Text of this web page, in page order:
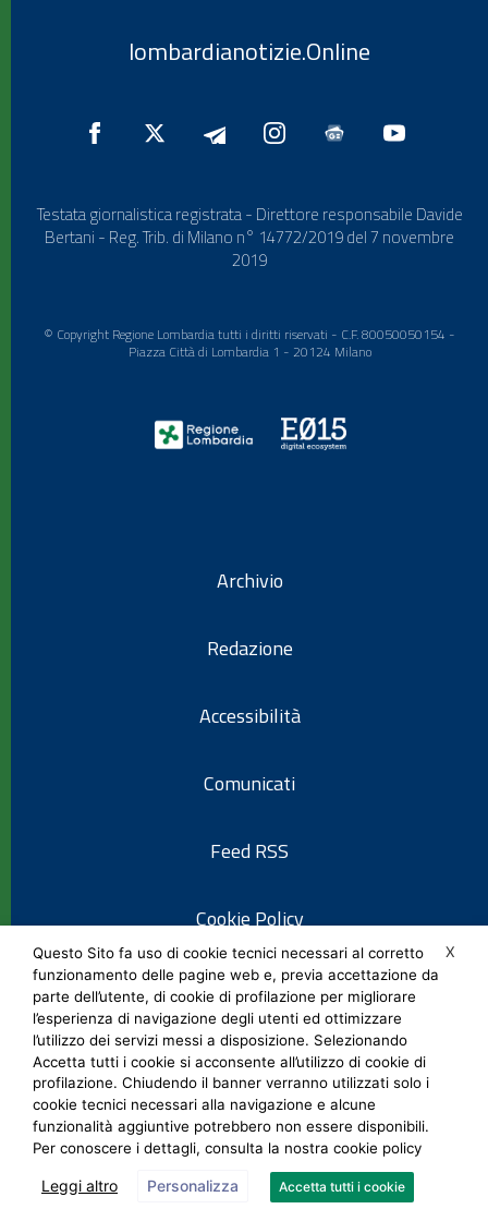
lombardianotizie.Online
Testata giornalistica registrata - Direttore responsabile Davide
Bertani - Reg. Trib. di Milano n° 14772/2019 del 7 novembre
2019
© Copyright Regione Lombardia tutti i diritti riservati - C.F. 80050050154 -
Piazza Città di Lombardia 1 - 20124 Milano
Archivio
Redazione
Accessibilità
Comunicati
Feed RSS
Cookie Policy
Informativa privacy
Note legali
Social Media Policy
X
Questo Sito fa uso di cookie tecnici necessari al corretto
funzionamento delle pagine web e, previa accettazione da
parte dell’utente, di cookie di profilazione per migliorare
l’esperienza di navigazione degli utenti ed ottimizzare
l’utilizzo dei servizi messi a disposizione. Selezionando
Accetta tutti i cookie si acconsente all’utilizzo di cookie di
profilazione. Chiudendo il banner verranno utilizzati solo i
cookie tecnici necessari alla navigazione e alcune
funzionalità aggiuntive potrebbero non essere disponibili.
Per conoscere i dettagli, consulta la nostra cookie policy
Leggi altro Personalizza Accetta tutti i cookie